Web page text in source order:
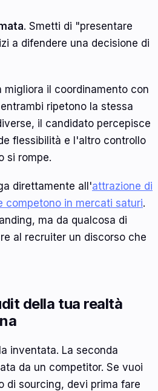
. Smetti di "presentare
a difendere una decisione di
migliora il coordinamento con
ripetono la stessa
il candidato percepisce
flessibilità e l'altro controllo
si rompe.
direttamente all'attrazione di
competono in mercati saturi.
ma da qualcosa di
al recruiter un discorso che
della tua realtà
inventata. La seconda
da un competitor. Se vuoi
di sourcing, devi prima fare